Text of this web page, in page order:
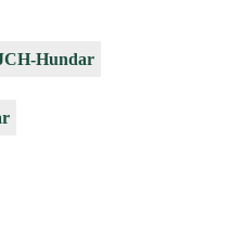
Hundar